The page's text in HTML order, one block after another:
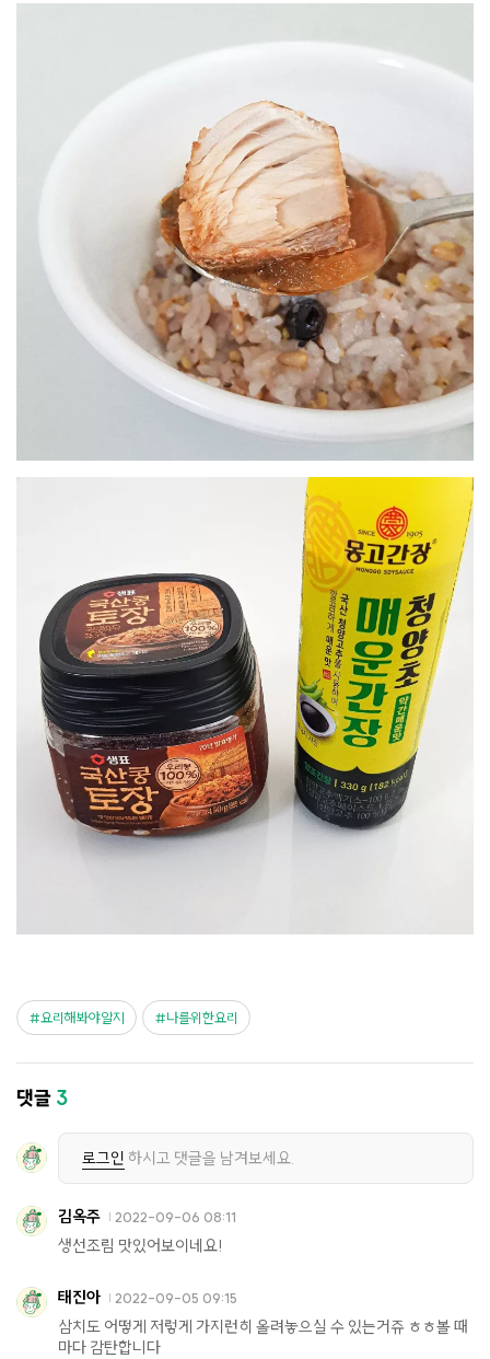
요리해봐야알지 나를위한요리
댓글 3
로그인 하시고 댓글을 남겨보세요.
김옥주 2022-09-06 08:11
생선조림 맛있어보이네요!
태진아 2022-09-05 09:15
삼치도 어떻게 저렇게 가지런히 올려놓으실 수 있는거쥬 ㅎㅎ볼 때
마다 감탄합니다